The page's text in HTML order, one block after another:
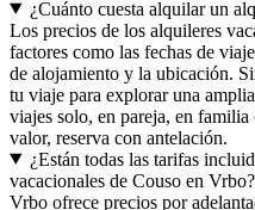
¿Cuánto cuesta alquilar un
Los precios de los alquileres
factores como las fechas de
de alojamiento y la ubicación.
tu viaje para explorar una
viajes solo, en pareja, en
valor, reserva con antelación.
¿Están todas las tarifas
vacacionales de Couso en Vrbo?
Vrbo ofrece precios por